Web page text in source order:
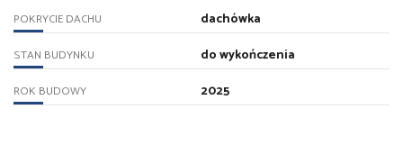
POKRYCIE DACHU dachówka
STAN BUDYNKU do wykończenia
ROK BUDOWY 2025